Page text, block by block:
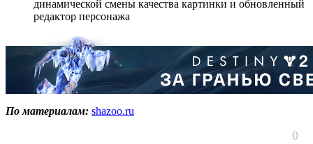
динамической смены качества картинки и обновленный
редактор персонажа
По материалам: shazoo.ru
0